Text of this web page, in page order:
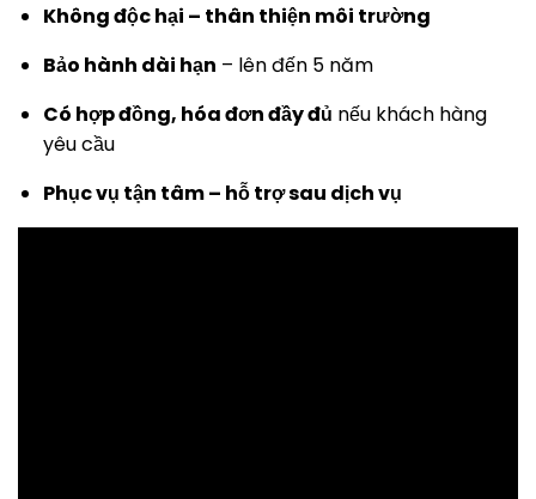
Không độc hại – thân thiện môi trường
Bảo hành dài hạn – lên đến 5 năm
Có hợp đồng, hóa đơn đầy đủ nếu khách hàng
yêu cầu
Phục vụ tận tâm – hỗ trợ sau dịch vụ